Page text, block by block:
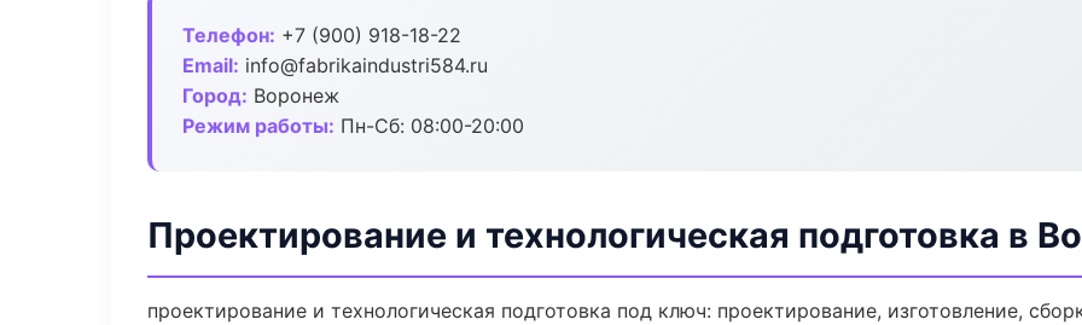
Телефон: +7 (900) 918-18-22
Email: info@fabrikaindustri584.ru
Город: Воронеж
Режим работы: Пн-Сб: 08:00-20:00
Проектирование и технологическая подготовка в
проектирование и технологическая подготовка под ключ: проектирование, изготовление,